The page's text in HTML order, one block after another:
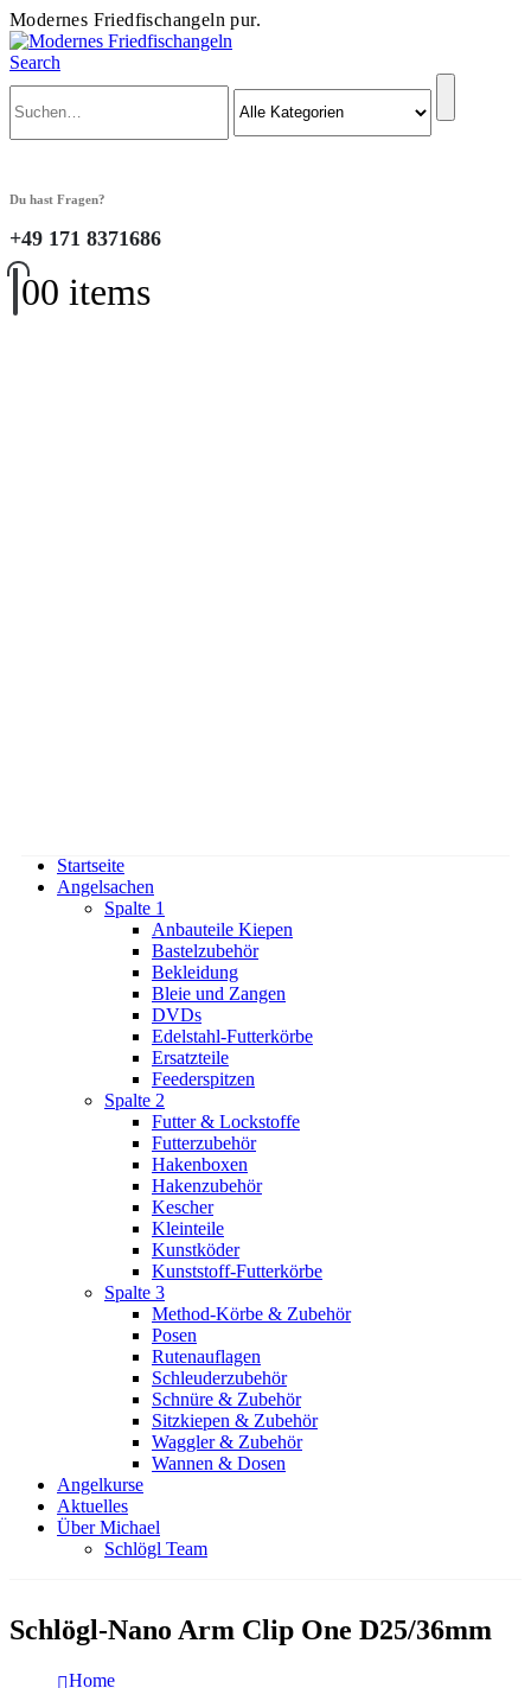
Modernes Friedfischangeln pur.
Search
Du hast Fragen?
+49 171 8371686
00 items
Startseite
Angelsachen
Spalte 1
Anbauteile Kiepen
Bastelzubehör
Bekleidung
Bleie und Zangen
DVDs
Edelstahl-Futterkörbe
Ersatzteile
Feederspitzen
Spalte 2
Futter & Lockstoffe
Futterzubehör
Hakenboxen
Hakenzubehör
Kescher
Kleinteile
Kunstköder
Kunststoff-Futterkörbe
Spalte 3
Method-Körbe & Zubehör
Posen
Rutenauflagen
Schleuderzubehör
Schnüre & Zubehör
Sitzkiepen & Zubehör
Waggler & Zubehör
Wannen & Dosen
Angelkurse
Aktuelles
Über Michael
Schlögl Team
Schlögl-Nano Arm Clip One D25/36mm
Home